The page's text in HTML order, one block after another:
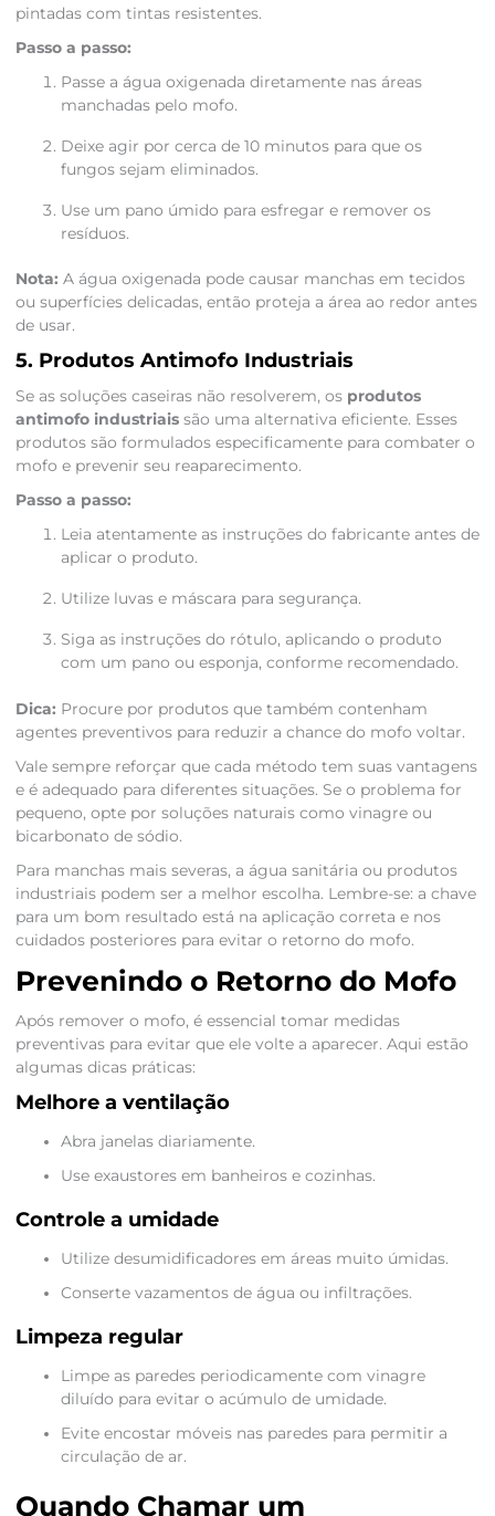
pintadas com tintas resistentes.
Passo a passo:
Passe a água oxigenada diretamente nas áreas
manchadas pelo mofo.
Deixe agir por cerca de 10 minutos para que os
fungos sejam eliminados.
Use um pano úmido para esfregar e remover os
resíduos.
Nota: A água oxigenada pode causar manchas em tecidos
ou superfícies delicadas, então proteja a área ao redor antes
de usar.
5. Produtos Antimofo Industriais
Se as soluções caseiras não resolverem, os produtos
antimofo industriaissão uma alternativa eficiente. Esses
produtos são formulados especificamente para combater o
mofo e prevenir seu reaparecimento.
Passo a passo:
Leia atentamente as instruções do fabricante antes de
aplicar o produto.
Utilize luvas e máscara para segurança.
Siga as instruções do rótulo, aplicando o produto
com um pano ou esponja, conforme recomendado.
Dica: Procure por produtos que também contenham
agentes preventivos para reduzir a chance do mofo voltar.
Vale sempre reforçar que cada método tem suas vantagens
e é adequado para diferentes situações. Se o problema for
pequeno, opte por soluções naturais como vinagre ou
bicarbonato de sódio.
Para manchas mais severas, a água sanitária ou produtos
industriais podem ser a melhor escolha. Lembre-se: a chave
para um bom resultado está na aplicação correta e nos
cuidados posteriores para evitar o retorno do mofo.
Prevenindo o Retorno do Mofo
Após remover o mofo, é essencial tomar medidas
preventivas para evitar que ele volte a aparecer. Aqui estão
algumas dicas práticas:
Melhore a ventilação
Abra janelas diariamente.
Use exaustores em banheiros e cozinhas.
Controle a umidade
Utilize desumidificadores em áreas muito úmidas.
Conserte vazamentos de água ou infiltrações.
Limpeza regular
Limpe as paredes periodicamente com vinagre
diluído para evitar o acúmulo de umidade.
Evite encostar móveis nas paredes para permitir a
circulação de ar.
Quando Chamar um